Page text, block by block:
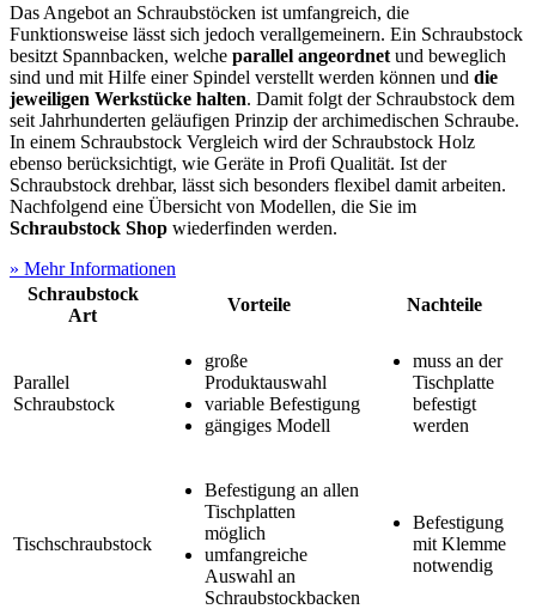
Das Angebot an Schraubstöcken ist umfangreich, die
Funktionsweise lässt sich jedoch verallgemeinern. Ein Schraubstock
besitzt Spannbacken, welche parallel angeordnet und beweglich
sind und mit Hilfe einer Spindel verstellt werden können und die
jeweiligen Werkstücke halten. Damit folgt der Schraubstock dem
seit Jahrhunderten geläufigen Prinzip der archimedischen Schraube.
In einem Schraubstock Vergleich wird der Schraubstock Holz
ebenso berücksichtigt, wie Geräte in Profi Qualität. Ist der
Schraubstock drehbar, lässt sich besonders flexibel damit arbeiten.
Nachfolgend eine Übersicht von Modellen, die Sie im
Schraubstock Shop wiederfinden werden.
» Mehr Informationen
Schraubstock
Art
Vorteile Nachteile
Parallel
Schraubstock
große
Produktauswahl
variable Befestigung
gängiges Modell
muss an der
Tischplatte
befestigt
werden
Tischschraubstock
Befestigung an allen
Tischplatten
möglich
umfangreiche
Auswahl an
Schraubstockbacken
Befestigung
mit Klemme
notwendig